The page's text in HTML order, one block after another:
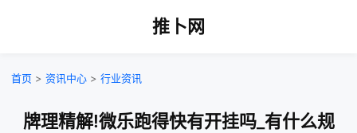
推卜网
首页 > 资讯中心 > 行业资讯
牌理精解!微乐跑得快有开挂吗_有什么规